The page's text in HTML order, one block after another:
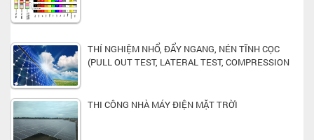
THÍ NGHIỆM NHỔ, ĐẨY NGANG, NÉN TĨNH CỌC
(PULL OUT TEST, LATERAL TEST, COMPRESSION
THI CÔNG NHÀ MÁY ĐIỆN MẶT TRỜI